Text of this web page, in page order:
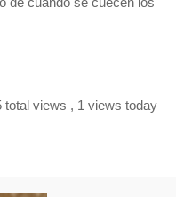
total views , 1 views today